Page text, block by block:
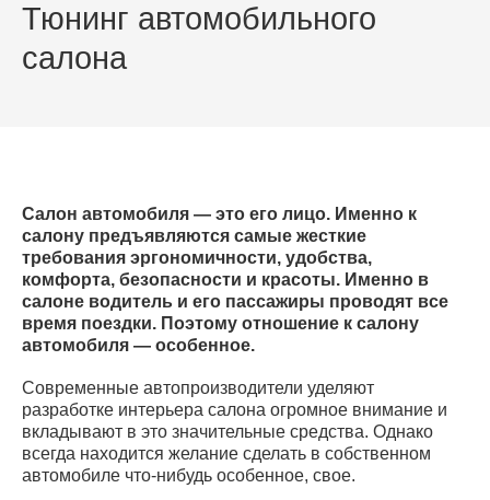
Тюнинг автомобильного
салона
Салон автомобиля — это его лицо. Именно к
салону предъявляются самые жесткие
требования эргономичности, удобства,
комфорта, безопасности и красоты. Именно в
салоне водитель и его пассажиры проводят все
время поездки. Поэтому отношение к салону
автомобиля — особенное.
Современные автопроизводители уделяют
разработке интерьера салона огромное внимание и
вкладывают в это значительные средства. Однако
всегда находится желание сделать в собственном
автомобиле что-нибудь особенное, свое.